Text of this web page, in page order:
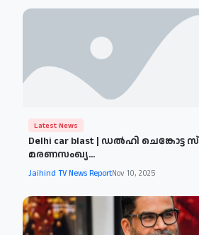
Latest News
Delhi car blast | ഡല്‍ഹി ചെങ്കോട്ട
മരണസംഖ്യ...
Jaihind TV News ReportNov 10, 2025